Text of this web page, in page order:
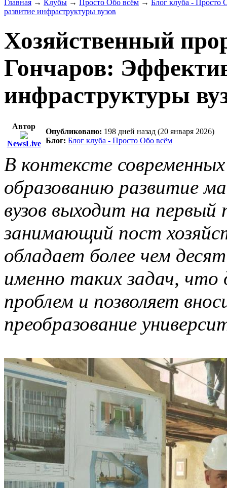
Главная → Клубы → Просто Обо всём → Блог клуба - Просто
развитие инфраструктуры вузов
Хозяйственный
Гончаров:
инфраструктуры
Автор
NewsLive
Опубликовано: 198 дней назад (20 января 2026)
Блог: Блог клуба - Просто Обо всём
В контексте
образованию развитие
вузов выходит на первый
занимающий пост
обладает более чем
именно таких задач, что
проблем и позволяет
преобразование